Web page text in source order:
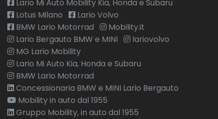
Lario Mi Auto Mobility Kia, Honda e Subaru
Lotus Milano
Lario Volvo
BMW Lario Motorrad
Mobility.it
Lario Bergauto BMW e MINI
lariovolvo
MG Lario Mobility
Lario Mi Auto Kia, Honda e Subaru
BMW Lario Motorrad
Concessionaria BMW e MINI Lario Bergauto
Mobility in auto dal 1955
Gruppo Mobility, in auto dal 1955